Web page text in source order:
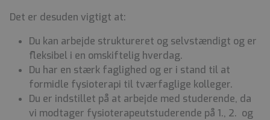
Det er desuden vigtigt at:
Du kan arbejde struktureret og selvstændigt og er
fleksibel i en omskiftelig hverdag.
Du har en stærk faglighed og er i stand til at
formidle fysioterapi til tværfaglige kolleger.
Du er indstillet på at arbejde med studerende, da
vi modtager fysioterapeutstuderende på 1., 2. og